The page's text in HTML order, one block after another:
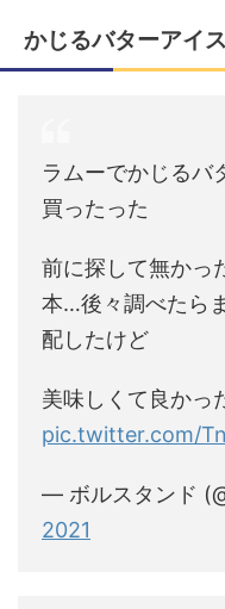
かじるバターアイ
ラムーでかじるバ
買ったった
前に探して無かっ
本…後々調べたら
配したけど
美味しくて良かっ
pic.twitter.com/
— ボルスタンド
2021